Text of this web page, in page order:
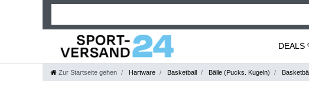
DEALS
Zur Startseite gehen Hartware Basketball Bälle (Pucks. Kugeln)